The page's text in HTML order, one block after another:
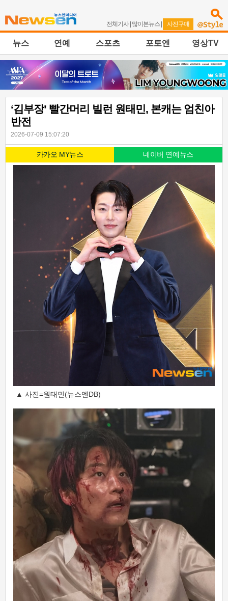
전체기사| 많이본뉴스 | 사진구매
뉴스 연예 스포츠 포토엔 영상TV
‘김부장’ 빨간머리 빌런 원태민, 본캐는 엄친아
반전
2026-07-09 15:07:20
카카오 MY뉴스 네이버 연예뉴스
▲ 사진=원태민(뉴스엔DB)